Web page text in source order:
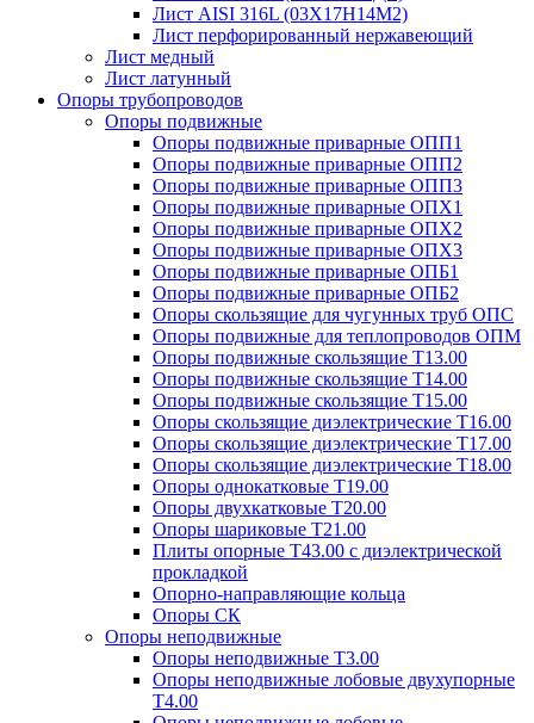
Лист AISI 316L (03Х17Н14М2)
Лист перфорированный нержавеющий
Лист медный
Лист латунный
Опоры трубопроводов
Опоры подвижные
Опоры подвижные приварные ОПП1
Опоры подвижные приварные ОПП2
Опоры подвижные приварные ОПП3
Опоры подвижные приварные ОПХ1
Опоры подвижные приварные ОПХ2
Опоры подвижные приварные ОПХ3
Опоры подвижные приварные ОПБ1
Опоры подвижные приварные ОПБ2
Опоры скользящие для чугунных труб ОПС
Опоры подвижные для теплопроводов ОПМ
Опоры подвижные скользящие Т13.00
Опоры подвижные скользящие Т14.00
Опоры подвижные скользящие Т15.00
Опоры скользящие диэлектрические Т16.00
Опоры скользящие диэлектрические Т17.00
Опоры скользящие диэлектрические Т18.00
Опоры однокатковые Т19.00
Опоры двухкатковые Т20.00
Опоры шариковые Т21.00
Плиты опорные Т43.00 с диэлектрической
прокладкой
Опорно-направляющие кольца
Опоры СК
Опоры неподвижные
Опоры неподвижные Т3.00
Опоры неподвижные лобовые двухупорные
Т4.00